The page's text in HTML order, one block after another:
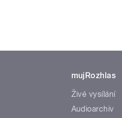
mujRozhlas
Živé vysílání
Audioarchiv